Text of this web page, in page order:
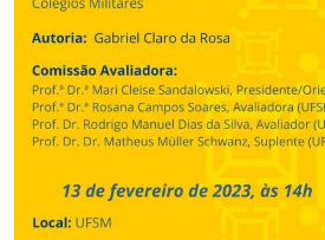
Ministério do Desenvolvimento Regional
Controladoria-Geral da União
Ministério da Mulher, da Família e dos Direitos
Secretaria-Geral